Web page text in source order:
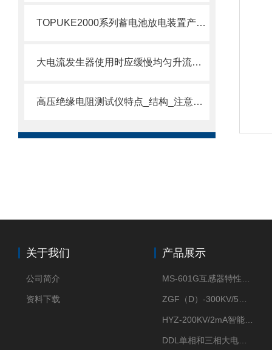
TOPUKE2000系列蓄电池放电装置产品介绍
大电流发生器使用时应缓慢均匀升流搬运时应避免过大的震动
高压绝缘电阻测试仪特点_结构_注意事项
关于我们
公司简介
资料下载
产品展示